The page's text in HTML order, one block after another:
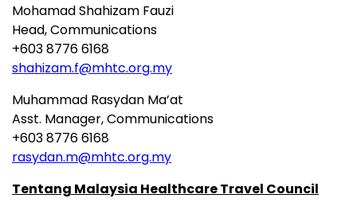
Mohamad Shahizam Fauzi
Head, Communications
+603 8776 6168
shahizam.f@mhtc.org.my
Muhammad Rasydan Ma’at
Asst. Manager, Communications
+603 8776 6168
rasydan.m@mhtc.org.my
Tentang Malaysia Healthcare Travel Council